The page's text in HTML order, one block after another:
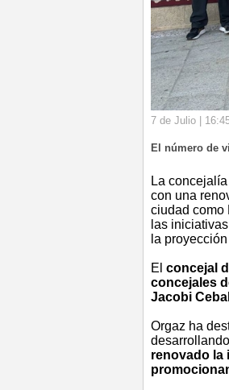
7 de Julio |
El número de
La
con una
ciudad como
las
la
El concejal
concejales
Jacobi
Orgaz ha
renovado la